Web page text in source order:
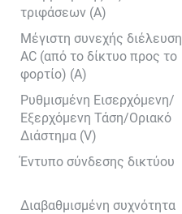
τριφάσεων (A)
Μέγιστη συνεχής διέλευση
AC (από το δίκτυο προς το
φορτίο) (A)
Ρυθμισμένη Εισερχόμενη/
Εξερχόμενη Τάση/Οριακό
Διάστημα (V)
Έντυπο σύνδεσης δικτύου
Διαβαθμισμένη συχνότητα